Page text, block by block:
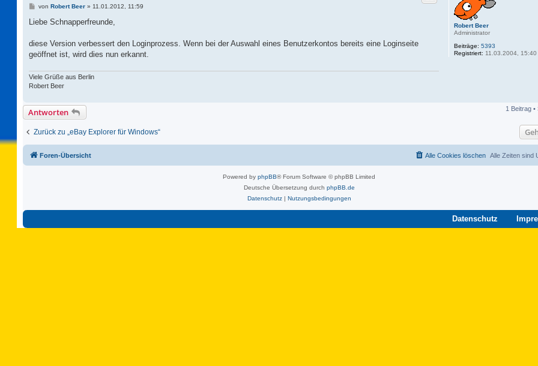
Robert Beer
Administrator
Beiträge: 5393
Registriert: 11.03.2004, 15:40
B
i
a
von Robert Beer» 11.01.2012, 11:59
Liebe Schnapperfreunde,
diese Version verbessert den Loginprozess. Wenn bei der Auswahl eines Benutzerkontos bereits eine Loginseite
geöffnet ist, wird dies nun erkannt.
Viele Grüße aus Berlin
Robert Beer
Antworten 1 Beitrag •
Zurück zu „eBay Explorer für Windows“
Foren-Übersicht Alle Zeiten sind
Alle Cookies löschen
Powered by phpBB® Forum Software © phpBB Limited
Deutsche Übersetzung durch phpBB.de
Datenschutz| Nutzungsbedingungen
Datenschutz